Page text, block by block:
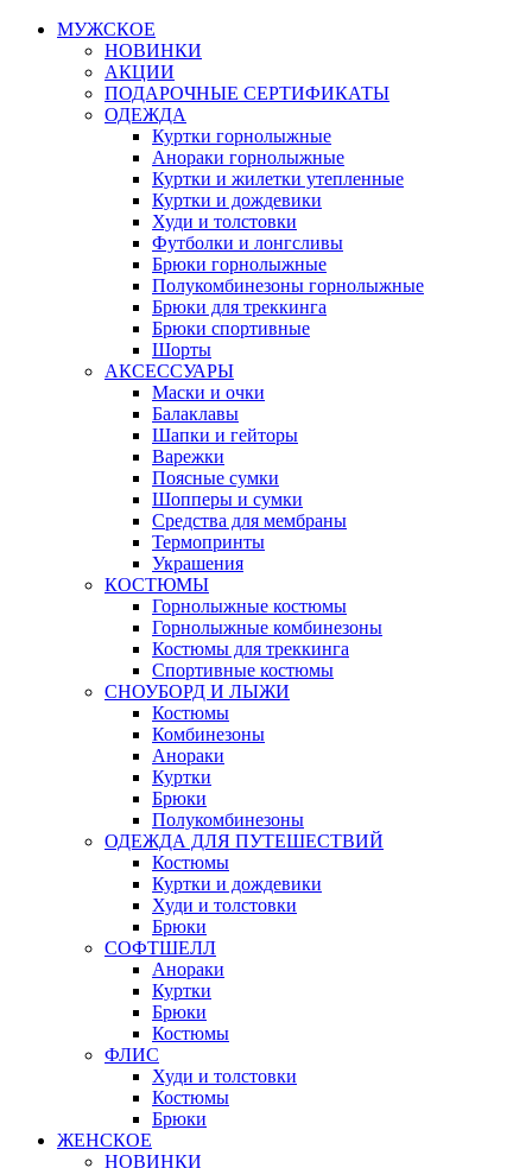
МУЖСКОЕ
НОВИНКИ
АКЦИИ
ПОДАРОЧНЫЕ СЕРТИФИКАТЫ
ОДЕЖДА
Куртки горнолыжные
Анораки горнолыжные
Куртки и жилетки утепленные
Куртки и дождевики
Худи и толстовки
Футболки и лонгсливы
Брюки горнолыжные
Полукомбинезоны горнолыжные
Брюки для треккинга
Брюки спортивные
Шорты
АКСЕССУАРЫ
Маски и очки
Балаклавы
Шапки и гейторы
Варежки
Поясные сумки
Шопперы и сумки
Средства для мембраны
Термопринты
Украшения
КОСТЮМЫ
Горнолыжные костюмы
Горнолыжные комбинезоны
Костюмы для треккинга
Спортивные костюмы
СНОУБОРД И ЛЫЖИ
Костюмы
Комбинезоны
Анораки
Куртки
Брюки
Полукомбинезоны
ОДЕЖДА ДЛЯ ПУТЕШЕСТВИЙ
Костюмы
Куртки и дождевики
Худи и толстовки
Брюки
СОФТШЕЛЛ
Анораки
Куртки
Брюки
Костюмы
ФЛИС
Худи и толстовки
Костюмы
Брюки
ЖЕНСКОЕ
НОВИНКИ